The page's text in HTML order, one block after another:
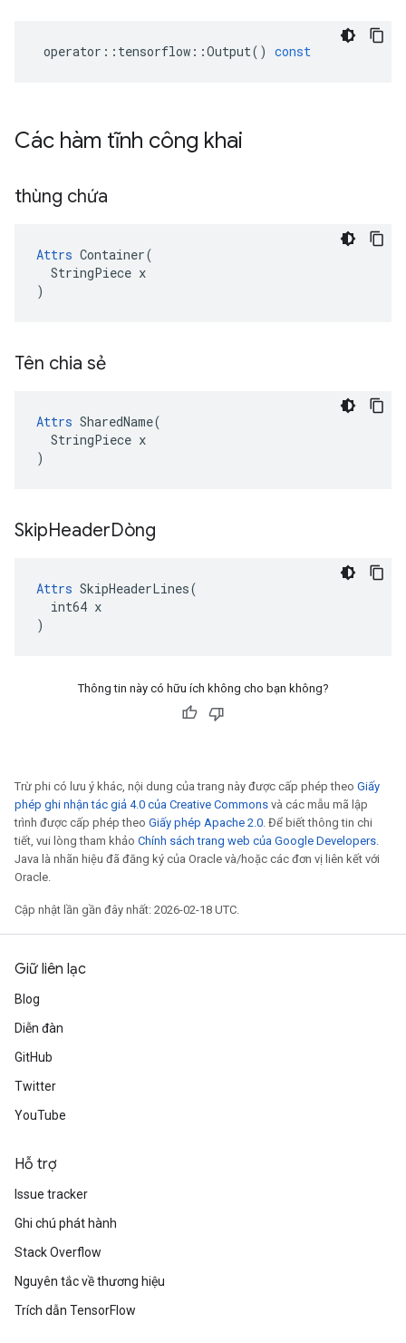
operator :: tensorflow ::Output() const
Các hàm tĩnh công khai
thùng chứa
Attrs Container(
  StringPiece x
)
Tên chia sẻ
Attrs SharedName(
  StringPiece x
)
SkipHeaderDòng
Attrs SkipHeaderLines(
  int64 x
)
Thông tin này có hữu ích không cho bạn không?
Trừ phi có lưu ý khác, nội dung của trang này được cấp phép theo Giấy
phép ghi nhận tác giả 4.0 của Creative Commons và các mẫu mã lập
trình được cấp phép theo Giấy phép Apache 2.0. Để biết thông tin chi
tiết, vui lòng tham khảo Chính sách trang web của Google Developers.
Java là nhãn hiệu đã đăng ký của Oracle và/hoặc các đơn vị liên kết với
Oracle.
Cập nhật lần gần đây nhất: 2026-02-18 UTC.
Giữ liên lạc
Blog
Diễn đàn
GitHub
Twitter
YouTube
Hỗ trợ
Issue tracker
Ghi chú phát hành
Stack Overflow
Nguyên tắc về thương hiệu
Trích dẫn TensorFlow